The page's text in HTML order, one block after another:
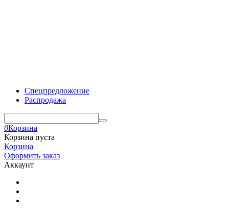
Спецпредложение
Распродажа
0Корзина
Корзина пуста
Корзина
Оформить заказ
Аккаунт